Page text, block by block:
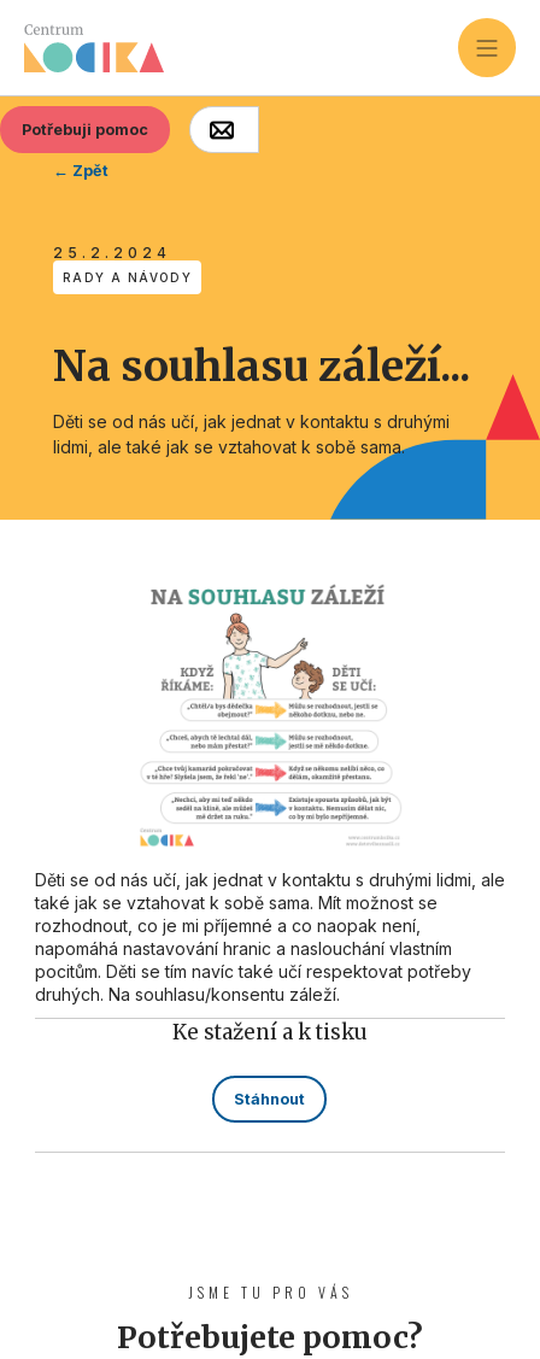
Potřebuji pomoc
← Zpět
25.2.2024
RADY A NÁVODY
Na souhlasu záleží...
Děti se od nás učí, jak jednat v kontaktu s druhými
lidmi, ale také jak se vztahovat k sobě sama.
Děti se od nás učí, jak jednat v kontaktu s druhými lidmi, ale
také jak se vztahovat k sobě sama. Mít možnost se
rozhodnout, co je mi příjemné a co naopak není,
napomáhá nastavování hranic a naslouchání vlastním
pocitům. Děti se tím navíc také učí respektovat potřeby
druhých. Na souhlasu/konsentu záleží.
Ke stažení a k tisku
Stáhnout
JSME TU PRO VÁS
Potřebujete pomoc?